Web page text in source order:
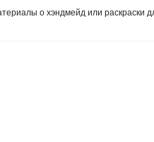
о хэндмейд или раскраски